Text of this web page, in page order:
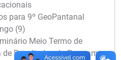
para 9º GeoPantanal
(9)
Meio Termo de
de Resultados do Programa